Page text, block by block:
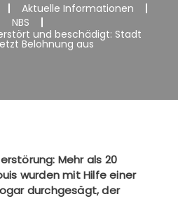
Aktuelle Informationen
NBS
und beschädigt: Stadt
Belohnung aus
Mehr als 20
wurden mit Hilfe einer
durchgesägt, der